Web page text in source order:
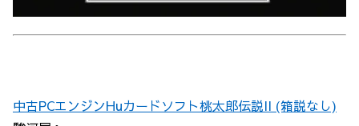
中古PCエンジンHuカードソフト桃太郎伝説II (箱説なし)